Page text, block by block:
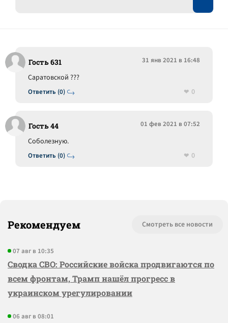
Гость 631 31 янв 2021 в 16:48
Ответить (0)
Саратовской ???
0
Гость 44 01 фев 2021 в 07:52
Ответить (0)
Соболезную.
0
Рекомендуем Смотреть все новости
07 авг в 10:35
Сводка СВО: Российские войска продвигаются по
всем фронтам, Трамп нашёл прогресс в
украинском урегулировании
06 авг в 08:01